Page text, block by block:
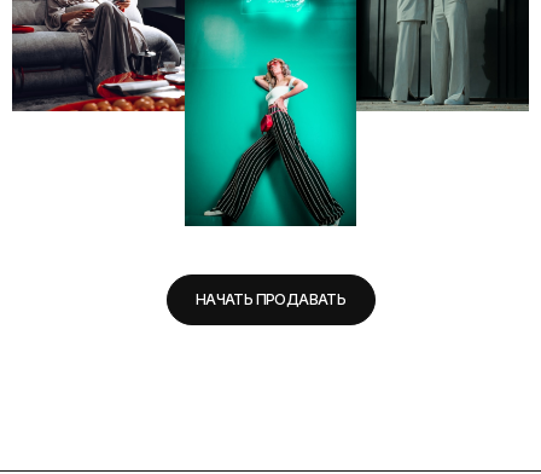
НАЧАТЬ ПРОДАВАТЬ